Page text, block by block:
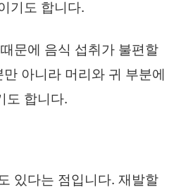
기도 합니다.
문에 음식 섭취가 불편할
아니라 머리와 귀 부분에
도 합니다.
있다는 점입니다. 재발할